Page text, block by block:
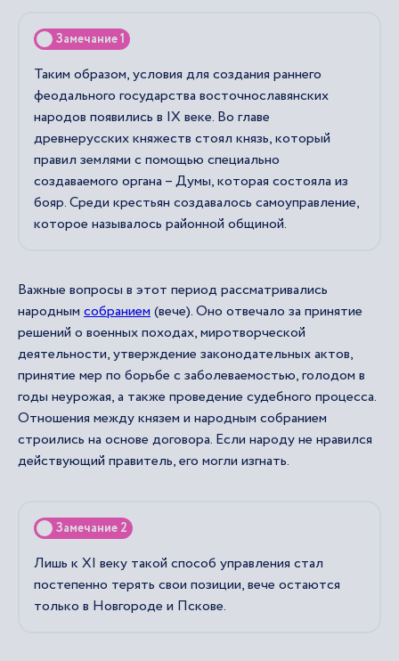
Замечание 1
Таким образом, условия для создания раннего
феодального государства восточнославянских
народов появились в IX веке. Во главе
древнерусских княжеств стоял князь, который
правил землями с помощью специально
создаваемого органа – Думы, которая состояла из
бояр. Среди крестьян создавалось самоуправление,
которое называлось районной общиной.
Важные вопросы в этот период рассматривались
народным собранием(вече). Оно отвечало за принятие
решений о военных походах, миротворческой
деятельности, утверждение законодательных актов,
принятие мер по борьбе с заболеваемостью, голодом в
годы неурожая, а также проведение судебного процесса.
Отношения между князем и народным собранием
строились на основе договора. Если народу не нравился
действующий правитель, его могли изгнать.
Замечание 2
Лишь к XI веку такой способ управления стал
постепенно терять свои позиции, вече остаются
только в Новгороде и Пскове.